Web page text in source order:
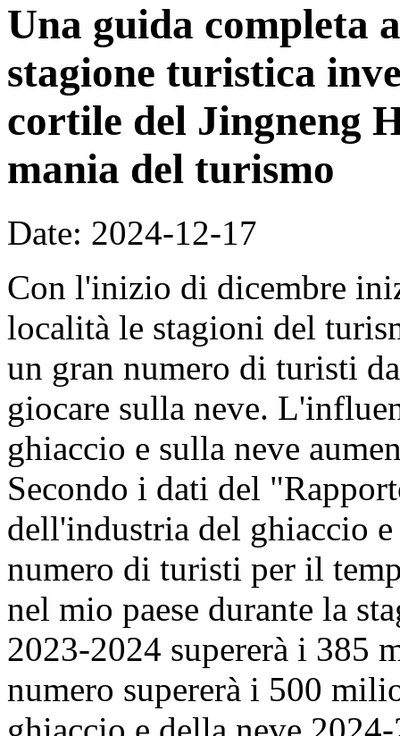
Una guida completa
stagione turistica
cortile del Jingneng
mania del turismo
Date: 2024-12-17
Con l'inizio di dicembre
località le stagioni del
un gran numero di turisti
giocare sulla neve.
ghiaccio e sulla neve
Secondo i dati del
dell'industria del ghiaccio
numero di turisti per il
nel mio paese durante la
2023-2024 supererà i 385
numero supererà i 500